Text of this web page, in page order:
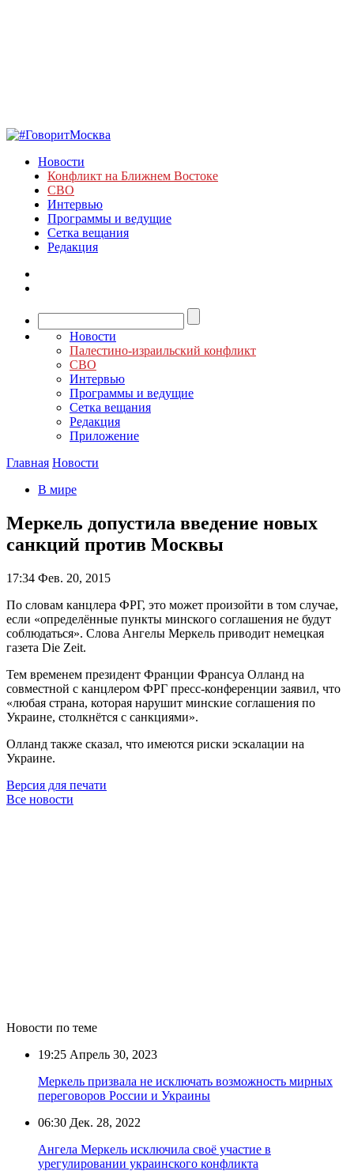
Новости
Конфликт на Ближнем Востоке
СВО
Интервью
Программы и ведущие
Сетка вещания
Редакция
Новости
Палестино-израильский конфликт
СВО
Интервью
Программы и ведущие
Сетка вещания
Редакция
Приложение
Главная Новости
В мире
Меркель допустила введение новых
санкций против Москвы
17:34 Фев. 20, 2015
По словам канцлера ФРГ, это может произойти в том случае,
если «определённые пункты минского соглашения не будут
соблюдаться». Слова Ангелы Меркель приводит немецкая
газета Die Zeit.
Тем временем президент Франции Франсуа Олланд на
совместной с канцлером ФРГ пресс-конференции заявил, что
«любая страна, которая нарушит минские соглашения по
Украине, столкнётся с санкциями».
Олланд также сказал, что имеются риски эскалации на
Украине.
Версия для печати
Все новости
Новости по теме
19:25 Апрель 30, 2023
Меркель призвала не исключать возможность мирных
переговоров России и Украины
06:30 Дек. 28, 2022
Ангела Меркель исключила своё участие в
урегулировании украинского конфликта